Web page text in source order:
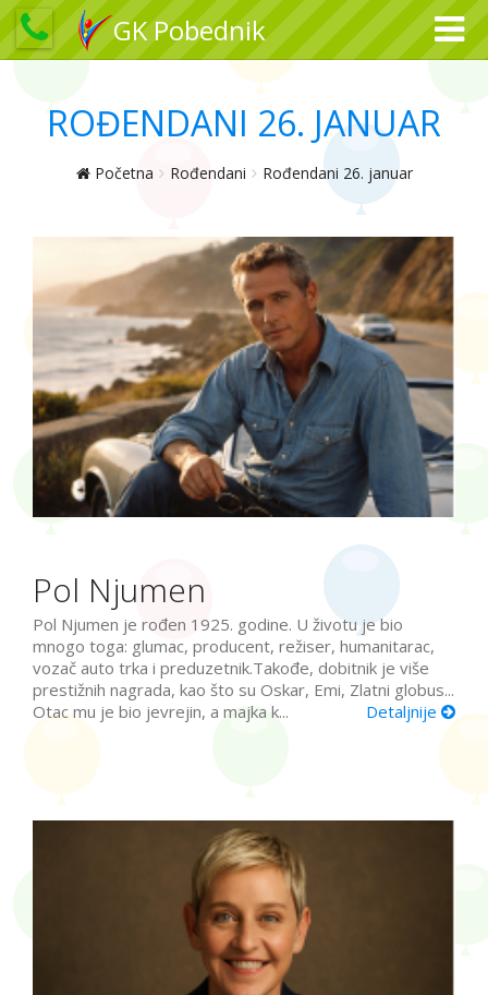
GK Pobednik
ROĐENDANI 26. JANUAR
Početna Rođendani Rođendani 26. januar
Pol Njumen
Pol Njumen je rođen 1925. godine. U životu je bio
mnogo toga: glumac, producent, režiser, humanitarac,
vozač auto trka i preduzetnik.Takođe, dobitnik je više
prestižnih nagrada, kao što su Oskar, Emi, Zlatni globus...
Otac mu je bio jevrejin, a majka k...
Detaljnije